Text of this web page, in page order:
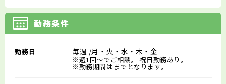
勤務条件
勤務日 毎週 /月・火・水・木・金
※週1回～でご相談。 祝日勤務あり。
※勤務期間はまでとなります。